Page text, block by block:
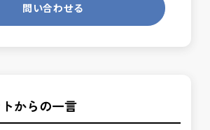
問い合わせる
からの一言